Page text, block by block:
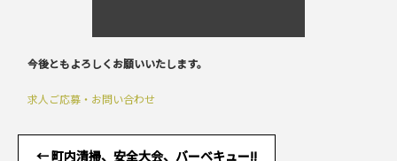
今後ともよろしくお願いいたします。
求人ご応募・お問い合わせ
←町内清掃、安全大会、バーベキュー!!